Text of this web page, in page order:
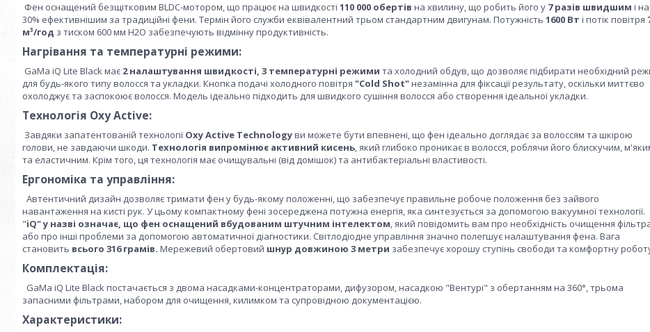
Фен оснащений безщітковим BLDC-мотором, що працює на швидкості 110 000 обертів на хвилину, що робить його у 7 разів швидшим і на
30% ефективнішим за традиційні фени. Термін його служби еквівалентний трьом стандартним двигунам. Потужність 1600 Вт і потік повітря
м³/год з тиском 600 мм H2O забезпечують відмінну продуктивність.
Нагрівання та температурні режими:
GaMa iQ Lite Black має 2 налаштування швидкості, 3 температурні режими та холодний обдув, що дозволяє підбирати необхідний
для будь-якого типу волосся та укладки. Кнопка подачі холодного повітря "Cold Shot"незамінна для фіксації результату, оскільки миттєво
охолоджує та заспокоює волосся. Модель ідеально підходить для швидкого сушіння волосся або створення ідеальної укладки.
Технологія Oxy Active:
Завдяки запатентованій технологіїOxy Active Technologyви можете бути впевнені, що фен ідеально доглядає за волоссям та шкірою
голови, не завдаючи шкоди. Технологія випромінює активний кисень, який глибоко проникає в волосся, роблячи його блискучим,
та еластичним. Крім того, ця технологія має очищувальні (від домішок) та антибактеріальні властивості.
Ергономіка та управління:
Автентичний дизайн дозволяє тримати фен у будь-якому положенні, що забезпечує правильне робоче положення без зайвого
навантаження на кисті рук. У цьому компактному фені зосереджена потужна енергія, яка синтезується за допомогою вакуумної технології.
"iQ" у назві означає, що фен оснащений вбудованим штучним інтелектом, який повідомить вам про необхідність очищення
або про інші проблеми за допомогою автоматичної діагностики. Світлодіодне управління значно полегшує налаштування фена. Вага
становить всього 316 грамів. Мережевий обертовий шнур довжиною 3 метри забезпечує хорошу ступінь свободи та комфортну
Комплектація:
GaMa iQ Lite Black постачається з двома насадками-концентраторами, дифузором, насадкою "Вентурі" з обертанням на 360°, трьома
запасними фільтрами, набором для очищення, килимком та супровідною документацією.
Характеристики: